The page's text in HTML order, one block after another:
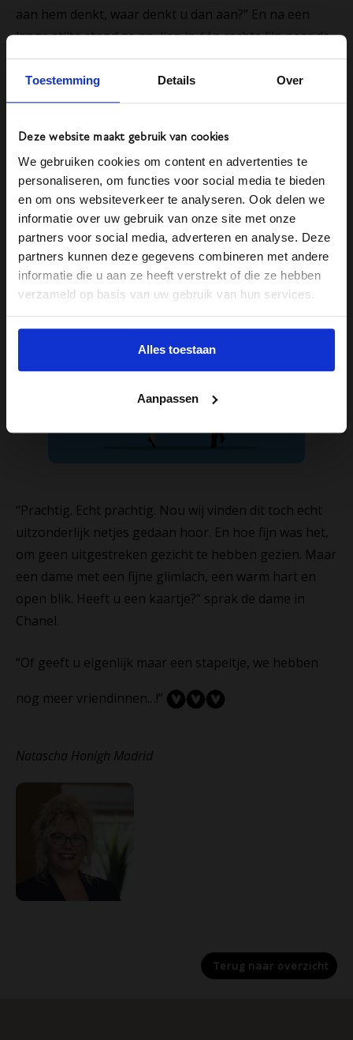
Toestemming Details Over
Deze website maakt gebruik van cookies
We gebruiken cookies om content en advertenties te
personaliseren, om functies voor social media te bieden
en om ons websiteverkeer te analyseren. Ook delen we
informatie over uw gebruik van onze site met onze
partners voor social media, adverteren en analyse. Deze
partners kunnen deze gegevens combineren met andere
informatie die u aan ze heeft verstrekt of die ze hebben
verzameld op basis van uw gebruik van hun services.
Alles toestaan
Aanpassen
aan hem denkt, waar denkt u dan aan?” En na een
lange stilte stond ze op, liep in één rechte lijn naar de
CD-speler en zette deze aan. Soms zegt muziek alles.
En komen de gedachten en woorden die erbij horen
vanzelf. Over de keer dat ze samen voor het eerst de
dat ze vlak voor zijn overlijden nog samen hebben
beluisterd. De muziek die ook speelde tijdens de rit
naar het crematorium. Muziekstukken worden
namelijk niet zomaar gekozen. Daar zitten verhalen
aan vast. Deze verhalen mogen verteld worden en die
ruimte heeft ze aan ons gegeven.”
“Prachtig. Echt prachtig. Nou wij vinden dit toch echt
uitzonderlijk netjes gedaan hoor. En hoe fijn was het,
om geen uitgestreken gezicht te hebben gezien. Maar
een dame met een fijne glimlach, een warm hart en
open blik. Heeft u een kaartje?” sprak de dame in
Chanel.
“Of geeft u eigenlijk maar een stapeltje, we hebben
nog meer vriendinnen…!”
Natascha Honigh Madrid
Terug naar overzicht